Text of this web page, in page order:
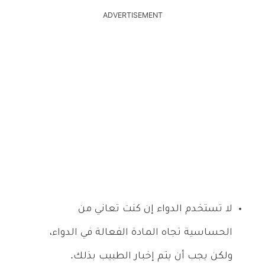
ADVERTISEMENT
لا تستخدم الدواء إن كنت تعاني من
الحساسية تجاه المادة الفعالة في الدواء،
ولكن يجب أن يتم إخبار الطبيب بذلك.